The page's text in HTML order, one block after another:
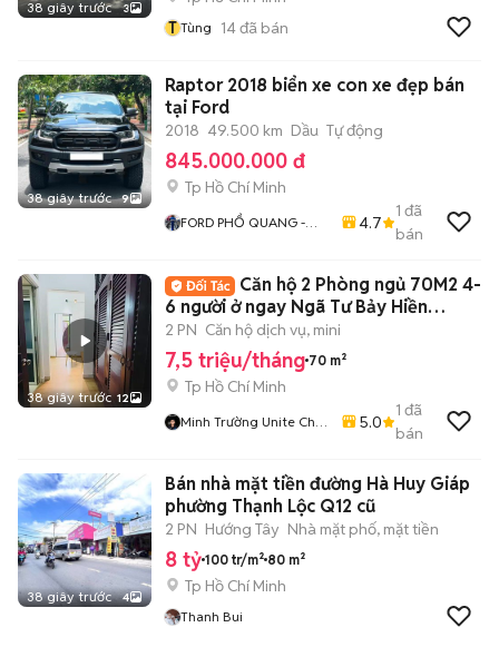
38 giây trước 3
T Tùng 14đã bán
38 giây trước 9
Raptor 2018 biển xe con xe đẹp bán
tại Ford
2018 49.500 km Dầu Tự động
845.000.000 đ
Tp Hồ Chí Minh
FORD PHỔ QUANG -
4.7
1 đã
bán
38 giây trước 12
Căn hộ 2 Phòng ngủ 70M2 4-
6 người ở ngay Ngã Tư Bảy Hiền
Phường 12 QTB
2 PN Căn hộ dịch vụ, mini
7,5 triệu/tháng 70 m²
Tp Hồ Chí Minh
Minh Trường Unite Cho
5.0
1 đã
bán
38 giây trước 4
Bán nhà mặt tiền đường Hà Huy Giáp
phường Thạnh Lộc Q12 cũ
2 PN Hướng Tây Nhà mặt phố, mặt tiền
8 tỷ 100 tr/m² 80 m²
Tp Hồ Chí Minh
Thanh Bui